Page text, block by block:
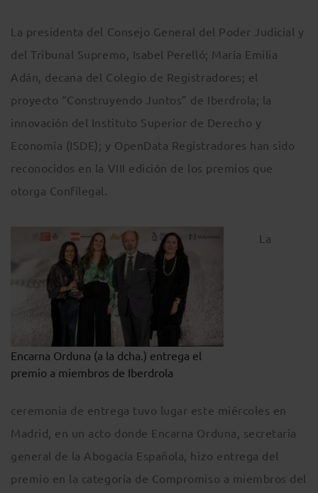
La presidenta del Consejo General del Poder Judicial y
del Tribunal Supremo, Isabel Perelló; María Emilia
Adán, decana del Colegio de Registradores; el
proyecto “Construyendo Juntos” de Iberdrola; la
innovación del Instituto Superior de Derecho y
Economía (ISDE); y OpenData Registradores han sido
reconocidos en la VIII edición de los premios que
otorga Confilegal.
Encarna Orduna (a la dcha.) entrega el
premio a miembros de Iberdrola
La
ceremonia de entrega tuvo lugar este miércoles en
Madrid, en un acto donde Encarna Orduna, secretaria
general de la Abogacía Española, hizo entrega del
premio en la categoría de Compromiso a miembros del